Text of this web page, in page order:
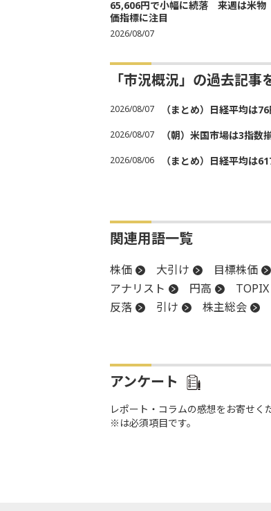
65,606円で小幅に続落 来週は米物
価指標に注目
2026/08/07
「市況概況」の過去記事
2026/08/07 （まとめ）日経平均は
2026/08/07 （朝）米国市場は3指
2026/08/06 （まとめ）日経平均は
関連用語一覧
株価 大引け 目標株価
アナリスト
円高 TOPIX
反落
引け 株主総会
アンケート
レポート・コラムの感想をお寄せく
※は必須項目です。